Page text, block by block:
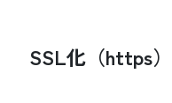
SSL化（https）